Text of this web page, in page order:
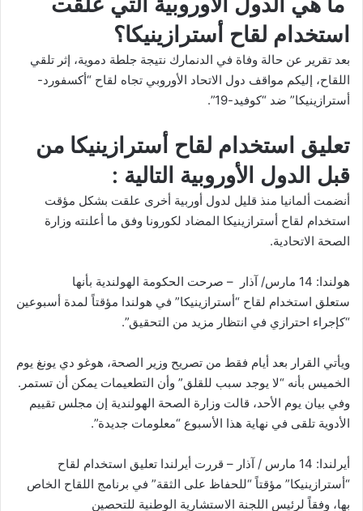
استخدام لقاح أسترازينيكا؟
بعد تقرير عن حالة وفاة في الدنمارك نتيجة جلطة دموية، إثر تلقي
اللقاح، إليكم مواقف دول الاتحاد الأوروبي تجاه لقاح “أكسفورد-
أسترازينيكا” ضد “كوفيد-19”.
تعليق استخدام لقاح أسترازينيكا من
قبل الدول الأوروبية التالية :
أنضمت ألمانيا منذ قليل لدول أوربية أخرى علقت بشكل مؤقت
استخدام لقاح أسترازينيكا المضاد لكورونا وفق ما أعلنته وزارة
الصحة الاتحادية.
هولندا: 14 مارس/ آذار – صرحت الحكومة الهولندية بأنها
ستعلق استخدام لقاح “أسترازينيكا” في هولندا مؤقتاً لمدة أسبوعين
“كإجراء احترازي في انتظار مزيد من التحقيق”.
ويأتي القرار بعد أيام فقط من تصريح وزير الصحة، هوغو دي يونغ يوم
الخميس بأنه “لا يوجد سبب للقلق” وأن التطعيمات يمكن أن تستمر.
وفي بيان يوم الأحد، قالت وزارة الصحة الهولندية إن مجلس تقييم
الأدوية تلقى في نهاية هذا الأسبوع “معلومات جديدة”.
أيرلندا: 14 مارس / آذار – قررت أيرلندا تعليق استخدام لقاح
“أسترازينيكا” مؤقتاً “للحفاظ على الثقة” في برنامج اللقاح الخاص
بها، وفقاً لرئيس اللجنة الاستشارية الوطنية للتحصين